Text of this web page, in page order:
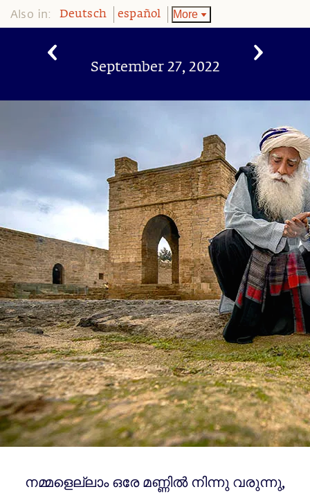
Also in: Deutsch español More
September 27, 2022
നമ്മളെല്ലാം ഒരേ മണ്ണിൽ നിന്നു വരുന്നു,